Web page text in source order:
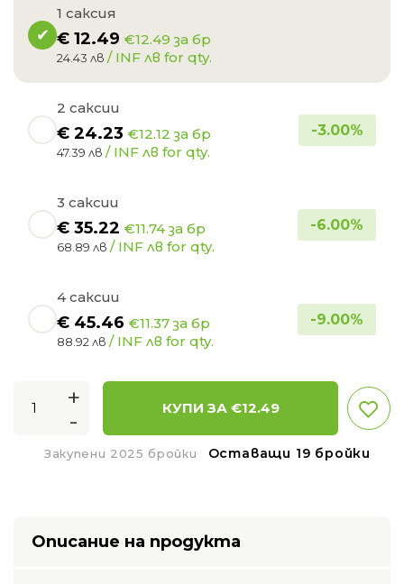
1 саксия
€ 12.49 €12.49 за бр
24.43 лв / INF лв for qty.
2 саксии
€ 24.23 €12.12 за бр
47.39 лв / INF лв for qty.
-3.00%
3 саксии
€ 35.22 €11.74 за бр
68.89 лв / INF лв for qty.
-6.00%
4 саксии
€ 45.46 €11.37 за бр
88.92 лв / INF лв for qty.
-9.00%
+
-
КУПИ ЗА €12.49
Закупени 2025 бройки Оставащи 19 бройки
Описание на продукта